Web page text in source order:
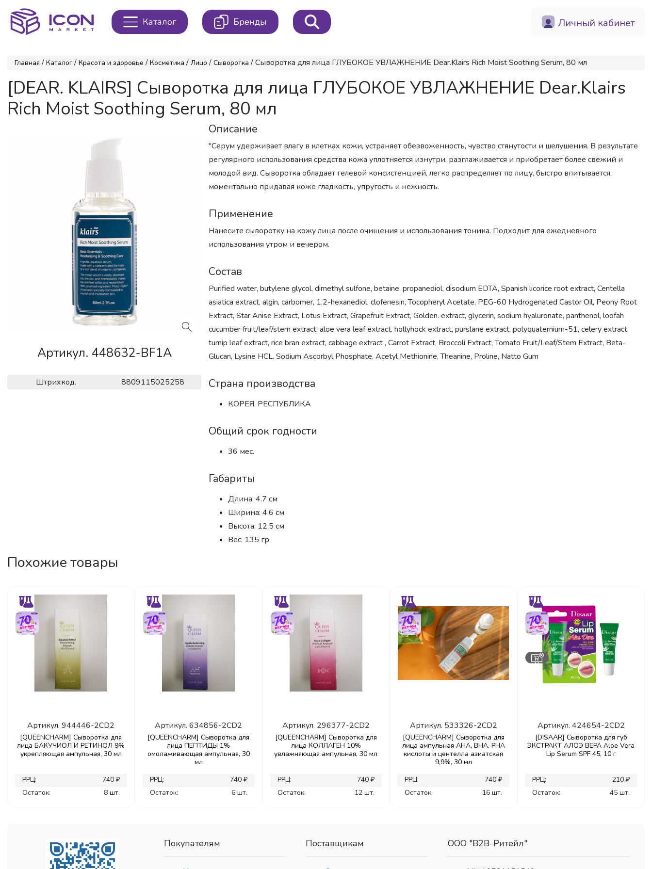
Каталог Бренды Личный кабинет
Главная / Каталог / Красота и здоровье / Косметика / Лицо / Сыворотка / Сыворотка для лица ГЛУБОКОЕ УВЛАЖНЕНИЕ Dear.Klairs Rich Moist Soothing Serum, 80 мл
[DEAR. KLAIRS] Сыворотка для лица ГЛУБОКОЕ УВЛАЖНЕНИЕ Dear.Klairs
Rich Moist Soothing Serum, 80 мл
Артикул. 448632-BF1A
Штрихкод. 8809115025258
Описание
"Серум удерживает влагу в клетках кожи, устраняет обезвоженность, чувство стянутости и шелушения. В результате
регулярного использования средства кожа уплотняется изнутри, разглаживается и приобретает более свежий и
молодой вид. Сыворотка обладает гелевой консистенцией, легко распределяет по лицу, быстро впитывается,
моментально придавая коже гладкость, упругость и нежность.
Применение
Нанесите сыворотку на кожу лица после очищения и использования тоника. Подходит для ежедневного
использования утром и вечером.
Состав
Purified water, butylene glycol, dimethyl sulfone, betaine, propanediol, disodium EDTA, Spanish licorice root extract, Centella
asiatica extract, algin, carbomer, 1,2-hexanediol, clofenesin, Tocopheryl Acetate, PEG-60 Hydrogenated Castor Oil, Peony Root
Extract, Star Anise Extract, Lotus Extract, Grapefruit Extract, Golden. extract, glycerin, sodium hyaluronate, panthenol, loofah
cucumber fruit/leaf/stem extract, aloe vera leaf extract, hollyhock extract, purslane extract, polyquaternium-51, celery extract
turnip leaf extract, rice bran extract, cabbage extract , Carrot Extract, Broccoli Extract, Tomato Fruit/Leaf/Stem Extract, Beta-
Glucan, Lysine HCL. Sodium Ascorbyl Phosphate, Acetyl Methionine, Theanine, Proline, Natto Gum
Страна производства
КОРЕЯ, РЕСПУБЛИКА
Общий срок годности
36 мес.
Габариты
Длина: 4.7 см
Ширина: 4.6 см
Высота: 12.5 см
Вес: 135 гр
Похожие товары
Артикул.944446-2CD2
[QUEENCHARM] Сыворотка для
лица БАКУЧИОЛ И РЕТИНОЛ 9%
укрепляющая ампульная, 30 мл
РРЦ:
740 ₽
Остаток:
8 шт.
Артикул.634856-2CD2
[QUEENCHARM] Сыворотка для
лица ПЕПТИДЫ 1%
омолаживающая ампульная, 30
мл
РРЦ:
740 ₽
Остаток:
6 шт.
Артикул. 296377-2CD2
[QUEENCHARM] Сыворотка для
лица КОЛЛАГЕН 10%
увлажняющая ампульная, 30 мл
РРЦ:
740 ₽
Остаток:
12 шт.
Артикул. 533326-2CD2
[QUEENCHARM] Сыворотка для
лица ампульная AHA, BHA, PHA
кислоты и центелла азиатская
9,9%, 30 мл
РРЦ:
740 ₽
Остаток:
16 шт.
Артикул. 424654-2CD2
[DISAAR] Сыворотка для губ
ЭКСТРАКТ АЛОЭ ВЕРА Aloe Vera
Lip Serum SPF 45, 10 г
РРЦ:
210 ₽
Остаток:
45 шт.
Покупателям Поставщикам ООО "В2В-Ритейл"